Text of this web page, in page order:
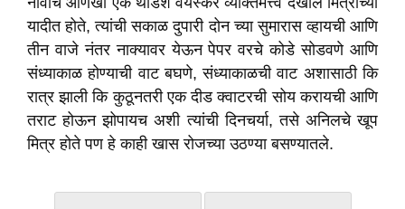
यादीत होते, त्यांची सकाळ दुपारी दोन च्या सुमारास व्हायची आणि
तीन वाजे नंतर नाक्यावर येऊन पेपर वरचे कोडे सोडवणे आणि
संध्याकाळ होण्याची वाट बघणे, संध्याकाळची वाट अशासाठी कि
रात्र झाली कि कुठूनतरी एक दीड क्वाटरची सोय करायची आणि
तराट होऊन झोपायच अशी त्यांची दिनचर्या, तसे अनिलचे खूप
मित्र होते पण हे काही खास रोजच्या उठण्या बसण्यातले.